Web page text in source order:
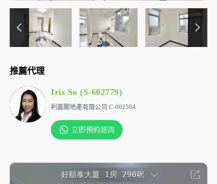
推薦代理
Iris So (S-602779)
利嘉閣地產有限公司 C-002504
立即預約諮詢